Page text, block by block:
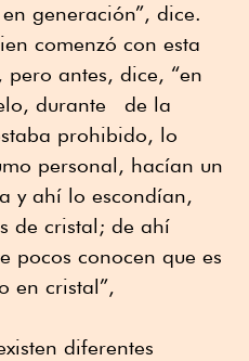
generación”, dice.
comenzó con esta
antes, dice, “en
durante de la
prohibido, lo
personal, hacían un
y ahí lo escondían,
de cristal; de ahí
pocos conocen que es
en cristal”,
diferentes